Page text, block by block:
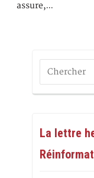
assure,…
La lettre